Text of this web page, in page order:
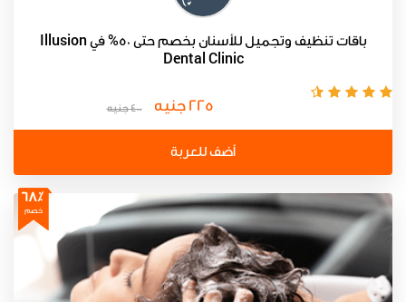
باقات تنظيف وتجميل للأسنان بخصم حتى 50% في Illusion
Dental Clinic
225 جنيه 400 جنيه
أضف للعربة
68٪
خصم